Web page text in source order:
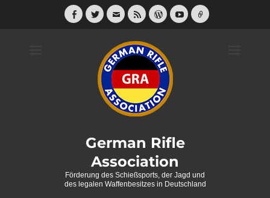
Facebook
Twitter
E-
Feed WordPress
YouTube
Link
German Rifle
Association
Förderung des Schießsports, der Jagd und
des legalen Waffenbesitzes in Deutschland